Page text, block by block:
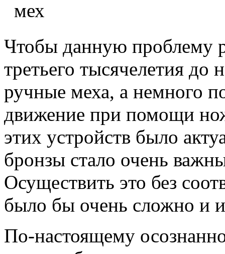
Чтобы данную проблему
третьего тысячелетия до
ручные меха, а немного
движение при помощи
этих устройств было
бронзы стало очень
Осуществить это без
было бы очень сложно и
По-настоящему